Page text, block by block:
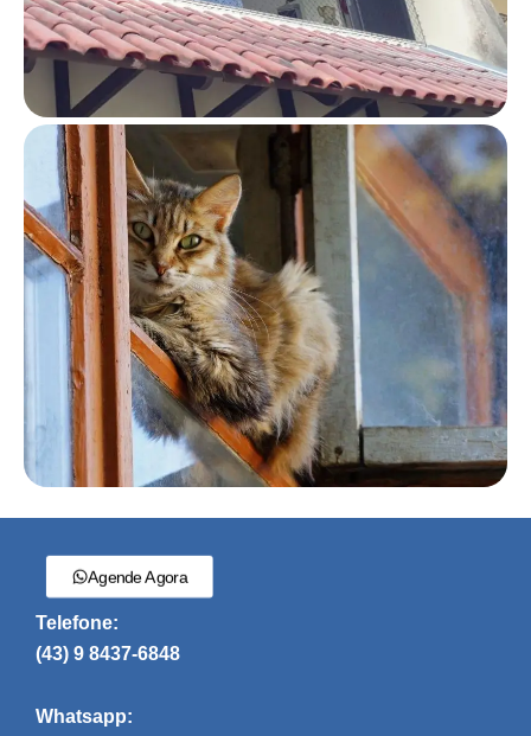
Agende Agora
Telefone:
(43) 9 8437-6848
Whatsapp: